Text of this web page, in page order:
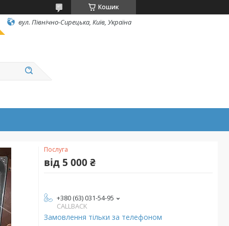
Кошик
вул. Північно-Сирецька, Київ, Україна
Послуга
від 5 000 ₴
+380 (63) 031-54-95
CALLBACK
Замовлення тільки за телефоном